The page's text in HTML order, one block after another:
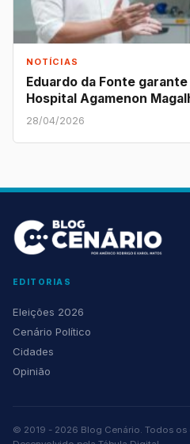
NOTÍCIAS
Eduardo da Fonte
Hospital Agamenon
28/04/2026
EDITORIAS
Eleições 2026
Cenário Político
Cidades
Opinião
© 2019 - 2026 Blog Cenário. Todos os